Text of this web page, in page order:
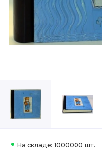
На складе: 1000000 шт.